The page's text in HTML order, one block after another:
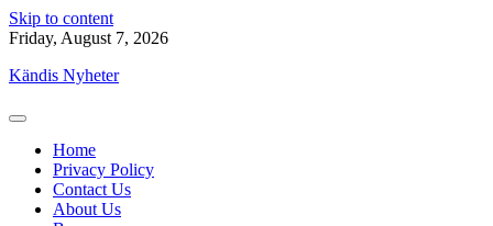
Skip to content
Friday, August 7, 2026
Kändis Nyheter
Home
Privacy Policy
Contact Us
About Us